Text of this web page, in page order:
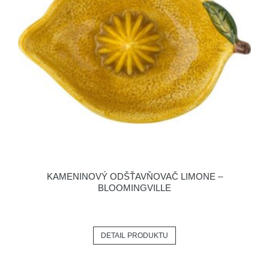
KAMENINOVÝ ODŠŤAVŇOVAČ LIMONE –
BLOOMINGVILLE
DETAIL PRODUKTU